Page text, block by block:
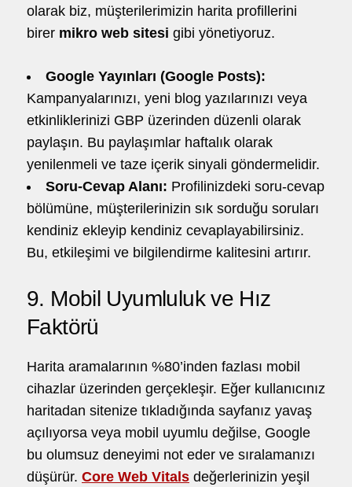
olarak biz, müşterilerimizin harita profillerini
birer mikro web sitesi gibi yönetiyoruz.
Google Yayınları (Google Posts):
Kampanyalarınızı, yeni blog yazılarınızı veya
etkinliklerinizi GBP üzerinden düzenli olarak
paylaşın. Bu paylaşımlar haftalık olarak
yenilenmeli ve taze içerik sinyali göndermelidir.
Soru-Cevap Alanı: Profilinizdeki soru-cevap
bölümüne, müşterilerinizin sık sorduğu soruları
kendiniz ekleyip kendiniz cevaplayabilirsiniz.
Bu, etkileşimi ve bilgilendirme kalitesini artırır.
9. Mobil Uyumluluk ve Hız
Faktörü
Harita aramalarının %80’inden fazlası mobil
cihazlar üzerinden gerçekleşir. Eğer kullanıcınız
haritadan sitenize tıkladığında sayfanız yavaş
açılıyorsa veya mobil uyumlu değilse, Google
bu olumsuz deneyimi not eder ve sıralamanızı
düşürür. Core Web Vitals değerlerinizin yeşil